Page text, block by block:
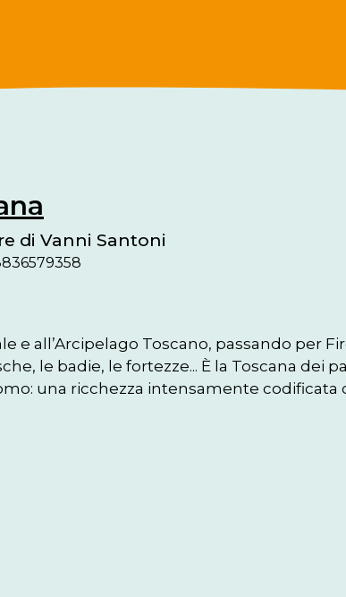
di Vanni Santoni
e all’Arcipelago Toscano, passando per
le badie, le fortezze... È la Toscana dei
una ricchezza intensamente codificata